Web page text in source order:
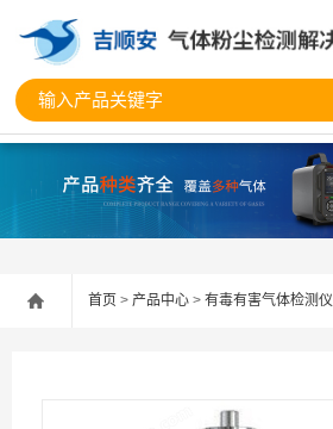
首页 > 产品中心 > 有毒有害气体检测仪